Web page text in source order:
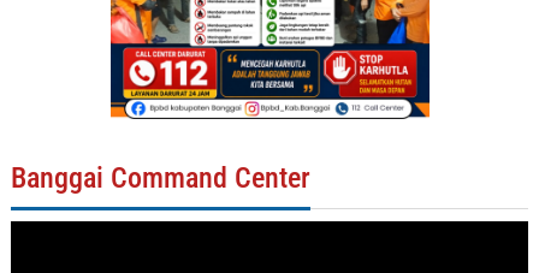
Banggai Command Center